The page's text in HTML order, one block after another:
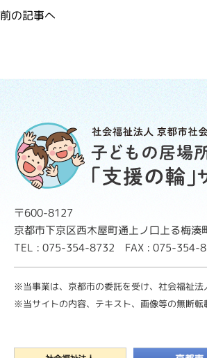
前の記事へ
〒600-8127
京都市下京区西木屋町通上ノ口上る梅湊
TEL : 075-354-8732 FAX : 075-354-
※当事業は、京都市の委託を受け、社会福祉法
※当サイトの内容、テキスト、画像等の無断転